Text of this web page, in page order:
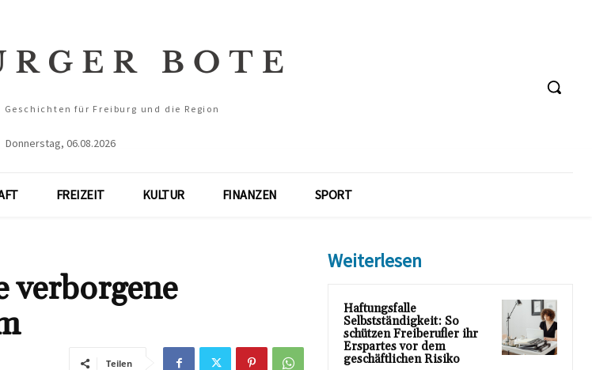
für Freiburg und die Region
Donnerstag, 06.08.2026
FREIZEIT KULTUR FINANZEN SPORT
verborgene
Teilen
Weiterlesen
Haftungsfalle
Selbstständigkeit: So
schützen Freiberufler ihr
Erspartes vor dem
geschäftlichen Risiko